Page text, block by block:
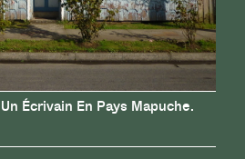
Écrivain En Pays Mapuche.